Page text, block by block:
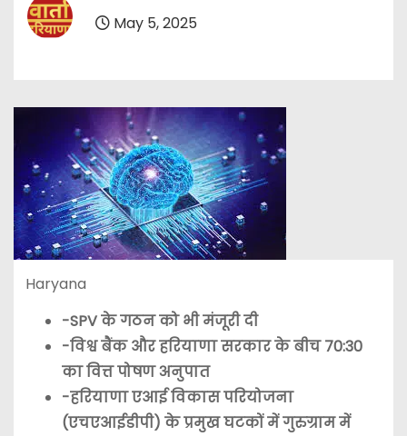
May 5, 2025
Haryana
-SPV के गठन को भी मंजूरी दी
-विश्व बैंक और हरियाणा सरकार के बीच 70:30
का वित्त पोषण अनुपात
-हरियाणा एआई विकास परियोजना
(एचएआईडीपी) के प्रमुख घटकों में गुरुग्राम में